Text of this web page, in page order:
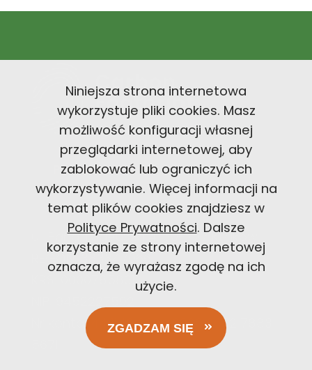
Niniejsza strona internetowa
wykorzystuje pliki cookies. Masz
możliwość konfiguracji własnej
przeglądarki internetowej, aby
zablokować lub ograniczyć ich
wykorzystywanie. Więcej informacji na
temat plików cookies znajdziesz w
Polityce Prywatności. Dalsze
korzystanie ze strony internetowej
oznacza, że wyrażasz zgodę na ich
użycie.
ZGADZAM SIĘ
PRESS PACK
ul. Pana Tadeusza 4, 30-727 Kraków
REGON: 383347066
Nr konta: 44 1140 2004 0000 3602 7883